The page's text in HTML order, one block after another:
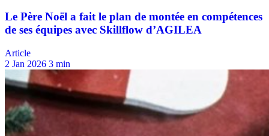
Article
2 Jan 2026 3 min